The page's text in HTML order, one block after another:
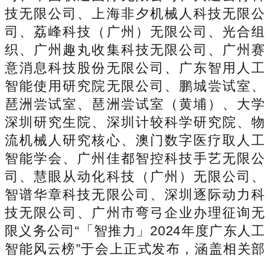
技无限公司、上海非夕机械人科技无限公
司、荔峰科技（广州）无限公司、光合组
织、广州趣丸收集科技无限公司、广州赛
意消息科技股份无限公司、广东智用人工
智能使用研究院无限公司、鹏城尝试室、
琶洲尝试室、琶洲尝试室（黄埔）、大学
深圳研究生院、深圳计较科学研究院、物
流机械人研究核心、澳门数字医疗取人工
智能学会、广州佳都智控科技手艺无限公
司、慧眼从动化科技（广州）无限公司、
智谱华章科技无限公司、深圳逐际动力科
技无限公司、广州市弯弓企业办理征询无
限义务公司“「智推力」2024年度广东人工
智能风云榜”于会上正式发布，涵盖相关部